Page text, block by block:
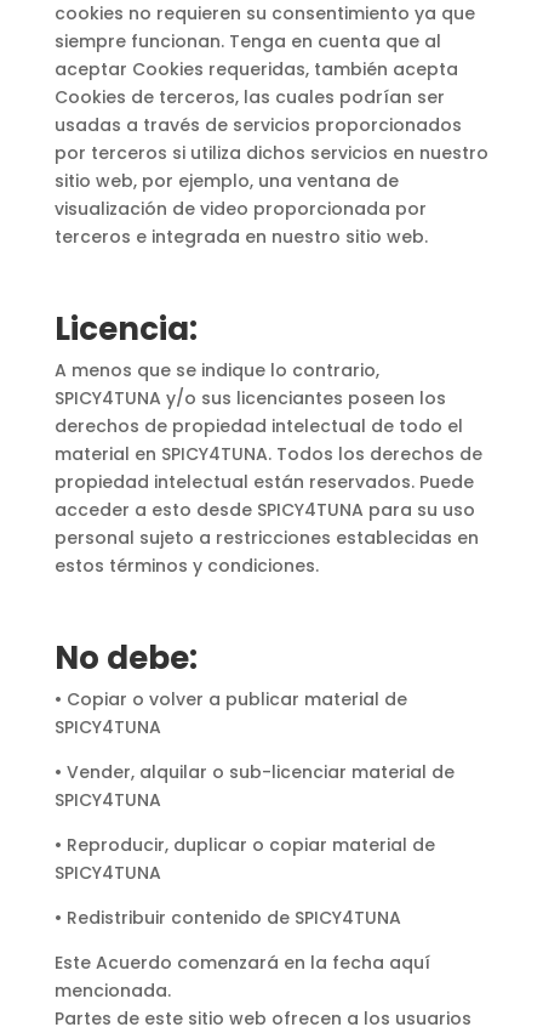
cookies no requieren su consentimiento ya que
siempre funcionan. Tenga en cuenta que al
aceptar Cookies requeridas, también acepta
Cookies de terceros, las cuales podrían ser
usadas a través de servicios proporcionados
por terceros si utiliza dichos servicios en nuestro
sitio web, por ejemplo, una ventana de
visualización de video proporcionada por
terceros e integrada en nuestro sitio web.
Licencia:
A menos que se indique lo contrario,
SPICY4TUNA y/o sus licenciantes poseen los
derechos de propiedad intelectual de todo el
material en SPICY4TUNA. Todos los derechos de
propiedad intelectual están reservados. Puede
acceder a esto desde SPICY4TUNA para su uso
personal sujeto a restricciones establecidas en
estos términos y condiciones.
No debe:
• Copiar o volver a publicar material de
SPICY4TUNA
• Vender, alquilar o sub-licenciar material de
SPICY4TUNA
• Reproducir, duplicar o copiar material de
SPICY4TUNA
• Redistribuir contenido de SPICY4TUNA
Este Acuerdo comenzará en la fecha aquí
mencionada.
Partes de este sitio web ofrecen a los usuarios